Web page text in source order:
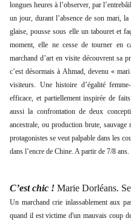
longues heures à l’observer, par
un jour, durant l’absence de son mari,
glaise, pousse sous elle un tabouret et
moment, elle ne cesse de tourner en
marchand d’art en visite découvrent sa
c’est désormais à Ahmad, devenu «
visiteurs. Une histoire d’égalité
efficace, et partiellement inspirée de
aussi la confrontation de deux
ancestrale, ou production brute,
protagonistes se veut palpable dans les
dans l’encre de Chine. A partir de 7/8 ans.
C’est chic ! Marie Dorléans.
Un marchand crie inlassablement aux
quand il est victime d'un mauvais coup